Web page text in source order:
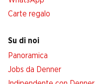
Carte regalo
Su di noi
Panoramica
Jobs da Denner